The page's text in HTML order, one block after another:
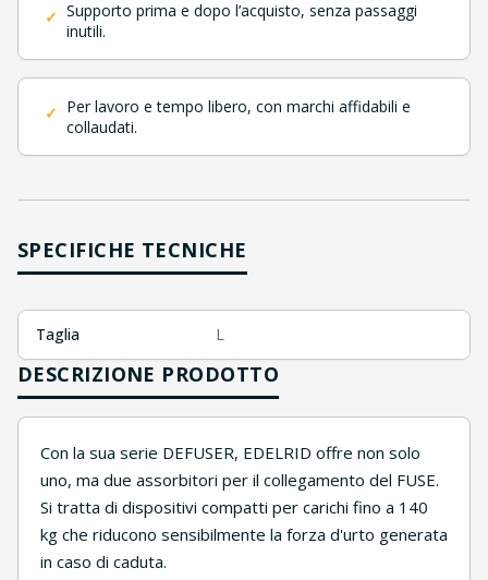
✓ Supporto prima e dopo l’acquisto, senza passaggi
inutili.
✓ Per lavoro e tempo libero, con marchi affidabili e
collaudati.
SPECIFICHE TECNICHE
Taglia L
DESCRIZIONE PRODOTTO
Con la sua serie DEFUSER, EDELRID offre non solo
uno, ma due assorbitori per il collegamento del FUSE.
Si tratta di dispositivi compatti per carichi fino a 140
kg che riducono sensibilmente la forza d'urto generata
in caso di caduta.